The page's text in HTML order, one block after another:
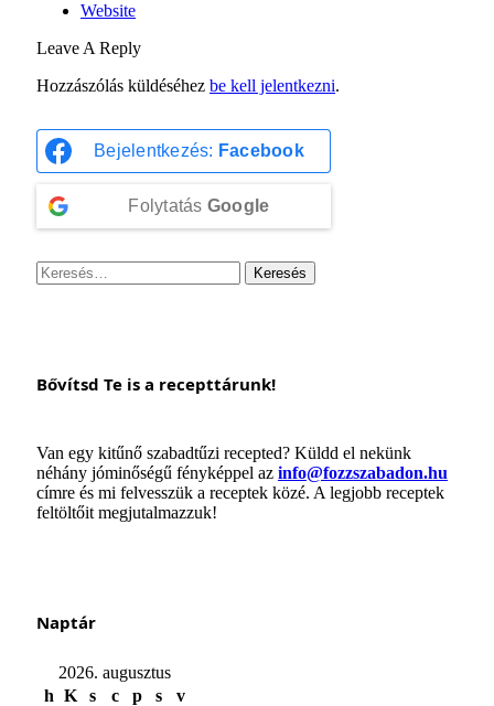
Website
Leave A Reply
Hozzászólás küldéséhez be kell jelentkezni.
Bejelentkezés: Facebook
Folytatás Google
Keresés:
Bővítsd Te is a recepttárunk!
Van egy kitűnő szabadtűzi recepted? Küldd el nekünk
néhány jóminőségű fényképpel az info@fozzszabadon.hu
címre és mi felvesszük a receptek közé. A legjobb receptek
feltöltőit megjutalmazzuk!
Naptár
2026. augusztus
h K s c p s
v